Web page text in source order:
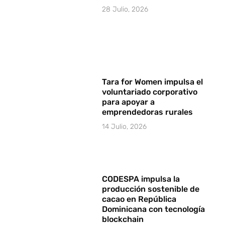
28 Julio, 2026
Tara for Women impulsa el
voluntariado corporativo
para apoyar a
emprendedoras rurales
14 Julio, 2026
CODESPA impulsa la
producción sostenible de
cacao en República
Dominicana con tecnología
blockchain